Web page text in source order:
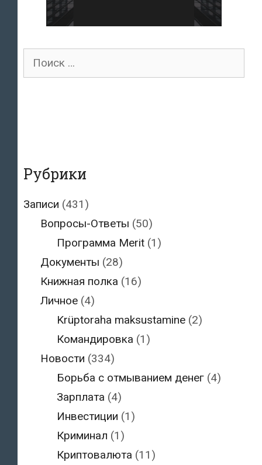
Поиск
Рубрики
Записи (431)
Вопросы-Ответы (50)
Программа Merit (1)
Документы (28)
Книжная полка (16)
Личное(4)
Krüptoraha maksustamine (2)
Командировка (1)
Новости (334)
Борьба с отмыванием денег (4)
Зарплата (4)
Инвестиции (1)
Криминал (1)
Криптовалюта (11)